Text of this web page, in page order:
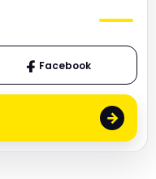
Facebook
→